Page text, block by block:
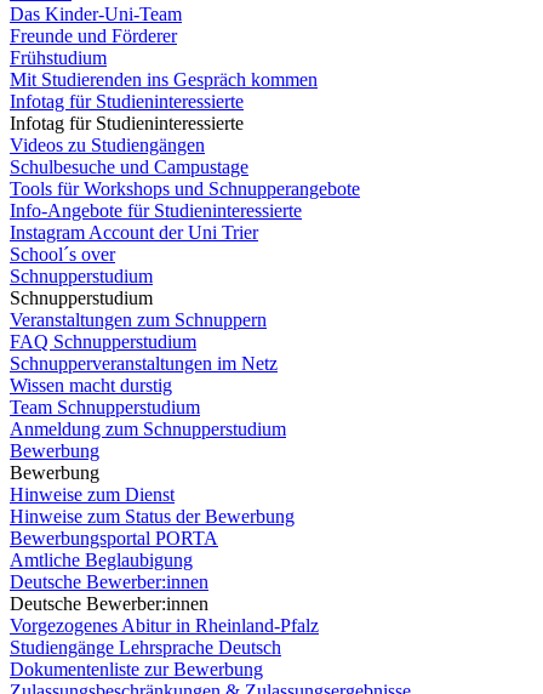
Das Kinder-Uni-Team
Freunde und Förderer
Frühstudium
Mit Studierenden ins Gespräch kommen
Infotag für Studieninteressierte
Infotag für Studieninteressierte
Videos zu Studiengängen
Schulbesuche und Campustage
Tools für Workshops und Schnupperangebote
Info-Angebote für Studieninteressierte
Instagram Account der Uni Trier
School´s over
Schnupperstudium
Schnupperstudium
Veranstaltungen zum Schnuppern
FAQ Schnupperstudium
Schnupperveranstaltungen im Netz
Wissen macht durstig
Team Schnupperstudium
Anmeldung zum Schnupperstudium
Bewerbung
Bewerbung
Hinweise zum Dienst
Hinweise zum Status der Bewerbung
Bewerbungsportal PORTA
Amtliche Beglaubigung
Deutsche Bewerber:innen
Deutsche Bewerber:innen
Vorgezogenes Abitur in Rheinland-Pfalz
Studiengänge Lehrsprache Deutsch
Dokumentenliste zur Bewerbung